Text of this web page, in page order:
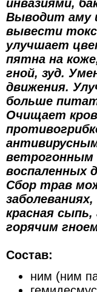
инвазиями,
Выводит аму
вывести
улучшает
пятна на
гной, зуд.
движения.
больше
Очищает
ветрогонным
воспаленных
Сбор трав
красная
горячим
Состав:
ним (ним